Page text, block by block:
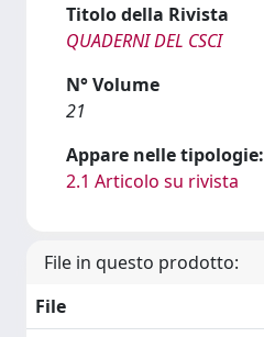
Titolo della Rivista
QUADERNI DEL CSCI
N° Volume
21
Appare nelle tipologie:
2.1 Articolo su rivista
File in questo prodotto:
File